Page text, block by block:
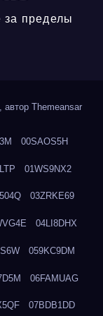
за пределы
автор Themeansar
00SAOS5H
01WS9NX2
03ZRKE69
04LI8DHX
059KC9DM
06FAMUAG
07BDB1DD